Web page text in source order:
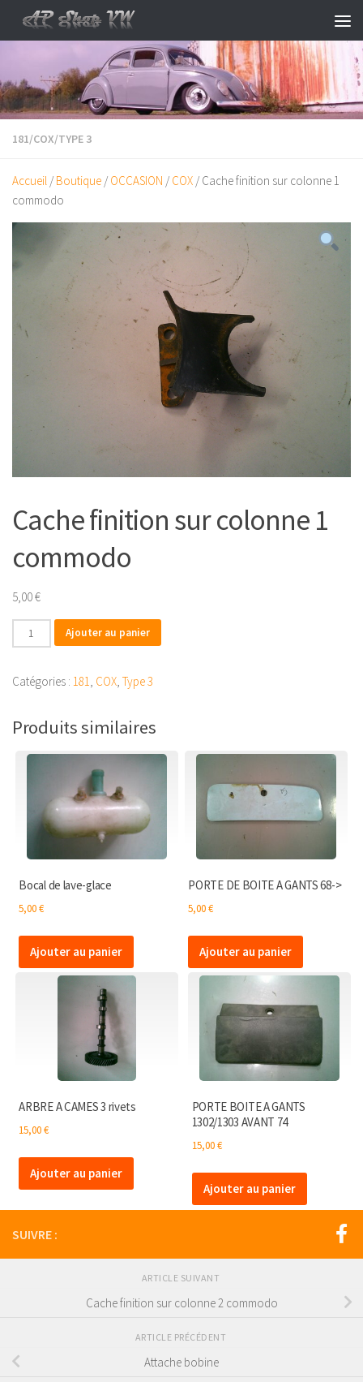
Skip to content
181/COX/TYPE 3
Accueil / Boutique / OCCASION / COX / Cache finition sur colonne 1
commodo
Cache finition sur colonne 1
commodo
5,00€
quantité
de
finition
colonne
Ajouter au panier
Catégories : 181 COX Type 3
Produits similaires
Bocal de lave-glace
5,00€
Ajouter au panier
PORTE DE BOITE A GANTS 68->
5,00€
Ajouter au panier
ARBRE A CAMES 3 rivets
15,00€
Ajouter au panier
PORTE BOITE A GANTS
1302/1303 AVANT 74
15,00€
Ajouter au panier
SUIVRE :
ARTICLE SUIVANT
Cache finition sur colonne 2 commodo
ARTICLE PRÉCÉDENT
Attache bobine